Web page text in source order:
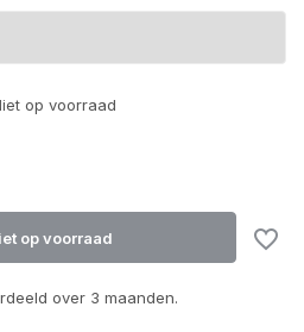
op voorraad
op voorraad
over 3 maanden.